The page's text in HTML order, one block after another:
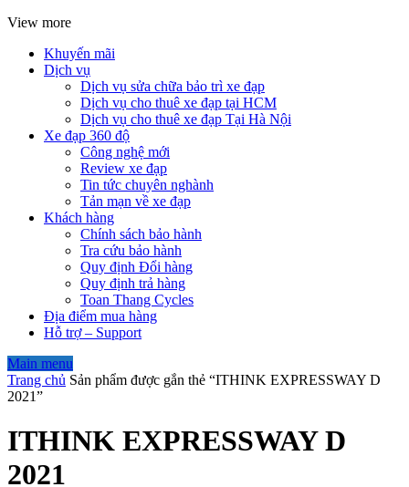
View more
Khuyến mãi
Dịch vụ
Dịch vụ sửa chữa bảo trì xe đạp
Dịch vụ cho thuê xe đạp tại HCM
Dịch vụ cho thuê xe đạp Tại Hà Nội
Xe đạp 360 độ
Công nghệ mới
Review xe đạp
Tin tức chuyên nghành
Tản mạn về xe đạp
Khách hàng
Chính sách bảo hành
Tra cứu bảo hành
Quy định Đổi hàng
Quy định trả hàng
Toan Thang Cycles
Địa điểm mua hàng
Hỗ trợ – Support
Main menu
Trang chủ Sản phẩm được gắn thẻ “ITHINK EXPRESSWAY D
2021”
ITHINK EXPRESSWAY D
2021